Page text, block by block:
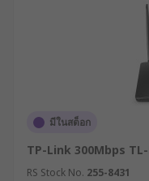
ระบบความปลอด
Inspection ที่ตร
ป้องกันภัยคุกคามท
ประโยชน์ขอ
อินเทอร์เน็
ควรรู้
มีในสต็อก
TP-Link 300Mbps TL-
RS Stock No. 255-8431